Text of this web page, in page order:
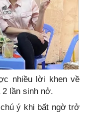
nhiều lời khen về
2 lần sinh nở.
ý khi bất ngờ trở